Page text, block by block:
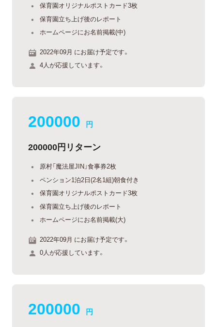
保育園オリジナルポストカード3枚
保育園立ち上げ後のレポート
ホームページにお名前掲載(中)
2022年09月 にお届け予定です。
4人が応援しています。
200000 円
200000円リターン
原村「魔法屋JIN」食事券2枚
ペンション1泊2日(2名1組)朝食付き
保育園オリジナルポストカード3枚
保育園立ち上げ後のレポート
ホームページにお名前掲載(大)
2022年09月 にお届け予定です。
0人が応援しています。
200000 円